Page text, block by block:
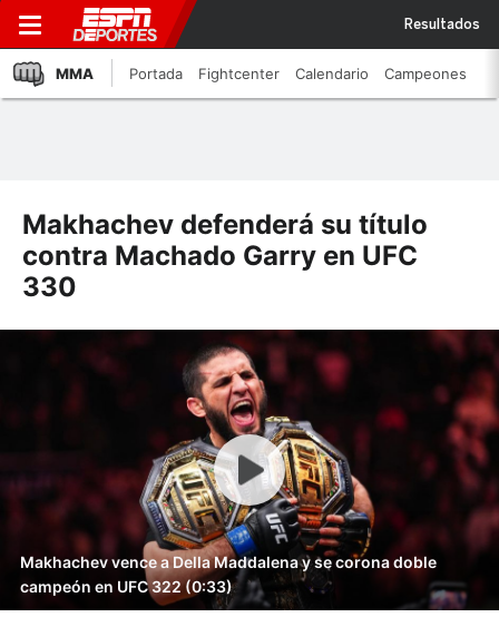
Resultados
MMA Portada Fightcenter Calendario Campeones
Makhachev defenderá su título
contra Machado Garry en UFC
330
Makhachev vence a Della Maddalena y se corona doble
campeón en UFC 322 (0:33)